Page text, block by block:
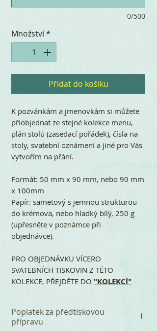
0/500
Množství*
Přidat do košíku
K pozvánkám a jmenovkám si můžete
přiobjednat ze stejné kolekce menu,
plán stolů (zasedací pořádek), čísla na
stoly, svatební oznámení a jiné pro Vás
vytvořím na přání.
Formát: 50 mm x 90 mm, nebo 90 mm
x 100mm
Papír: sametový s jemnou strukturou
do krémova, nebo hladký bílý, 250 g
(upřesněte v poznámce při
objednávce).
PRO OBJEDNÁVKU VÍCERO
SVATEBNÍCH TISKOVIN Z TÉTO
KOLEKCE, PŘEJDĚTE DO "KOLEKCÍ"
Poplatek za předtiskovou
přípravu